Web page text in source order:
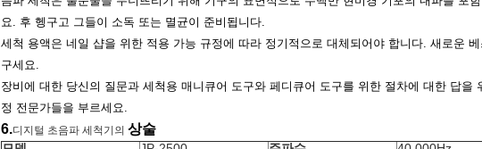
요. 후 헹구고 그들이 소독 또는 멸균이 준비됩니다.
세척 용액은 네일 샵을 위한 적용 가능 규정에 따라 정기적으로 대체되어야 합니다. 새로운
구세요.
장비에 대한 당신의 질문과 세척용 매니큐어 도구와 페디큐어 도구를 위한 절차에 대한 답을
정 전문가들을 부르세요.
6.디지털 초음파 세척기 의 상술